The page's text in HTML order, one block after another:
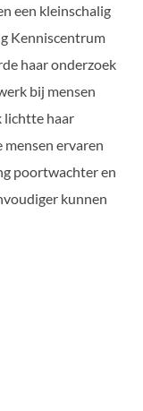
een kleinschalig
Kenniscentrum
haar onderzoek
bij mensen
lichtte haar
ervaren
poortwachter en
kunnen